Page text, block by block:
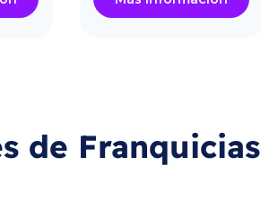
de Franquicias